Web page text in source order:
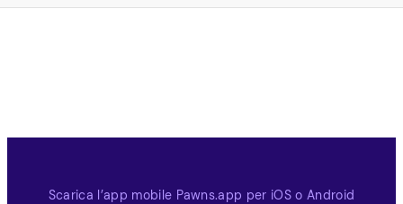
Scarica l’app mobile Pawns.app per iOS o Android